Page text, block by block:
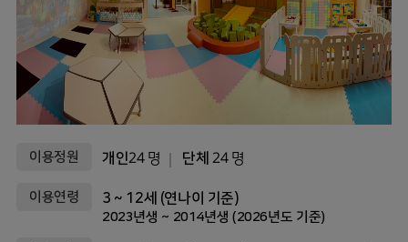
이용정원 개인24 명 단체 24 명
이용연령 3 ~ 12세 (연나이 기준)
2023년생 ~ 2014년생 (2026년도 기준)